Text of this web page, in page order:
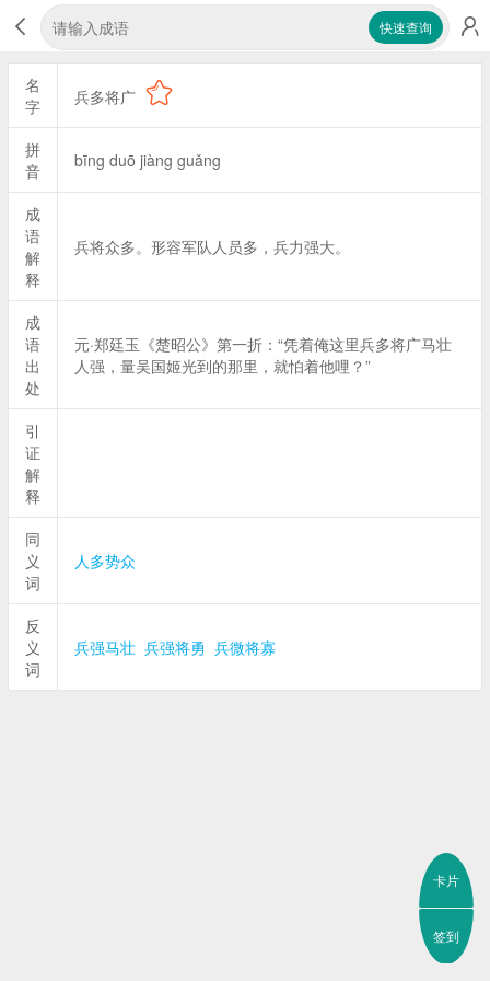
快速查询
名
字
兵多将广
拼
音
bīng duō jiàng guǎng
成
语
解
释
兵将众多。形容军队人员多，兵力强大。
成
语
出
处
元·郑廷玉《楚昭公》第一折：“凭着俺这里兵多将广马壮
人强，量吴国姬光到的那里，就怕着他哩？”
引
证
解
释
同
义
词
人多势众
反
义
词
兵强马壮 兵强将勇 兵微将寡
卡片
签到